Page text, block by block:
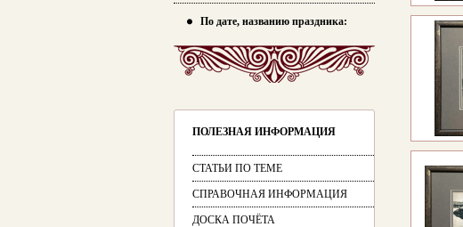
По дате, названию праздника:
ПОЛЕЗНАЯ ИНФОРМАЦИЯ
СТАТЬИ ПО ТЕМЕ
СПРАВОЧНАЯ ИНФОРМАЦИЯ
ДОСКА ПОЧЁТА